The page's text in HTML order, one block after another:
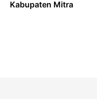
Kabupaten Mitra